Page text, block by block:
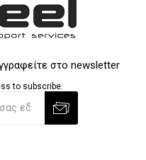
στο newsletter
to subscribe: